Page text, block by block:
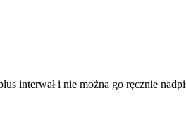
interwał i nie można go ręcznie